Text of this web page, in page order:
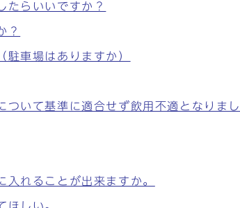
たらいいですか？
？
車場はありますか）
いて基準に適合せず飲用不適となりま
れることが出来ますか。